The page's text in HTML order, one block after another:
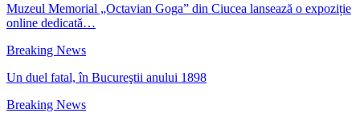
Muzeul Memorial „Octavian Goga” din Ciucea lansează o expoziție
online dedicată…
Breaking News
Un duel fatal, în Bucureştii anului 1898
Breaking News